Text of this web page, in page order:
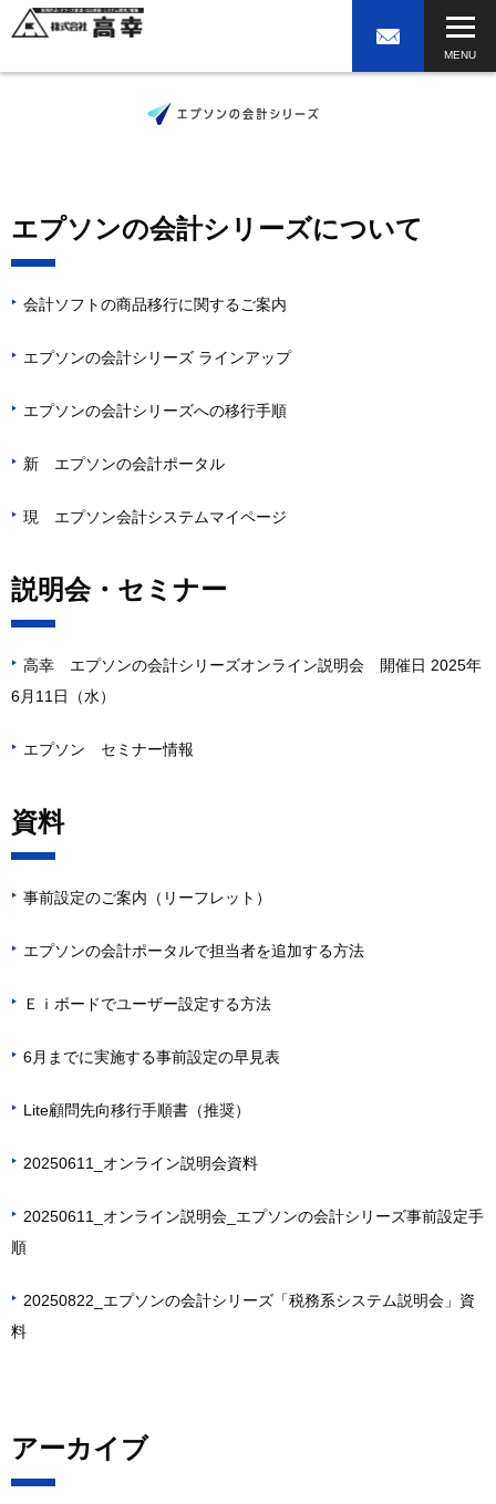
エプソンの会計シリーズについて
▶ 会計ソフトの商品移行に関するご案内
▶ エプソンの会計シリーズ ラインアップ
▶ エプソンの会計シリーズへの移行手順
▶ 新 エプソンの会計ポータル
▶ 現 エプソン会計システムマイページ
説明会・セミナー
▶
高幸 エプソンの会計シリーズオンライン説明会 開催日 2025年
6月11日（水）
▶ エプソン セミナー情報
資料
▶ 事前設定のご案内（リーフレット）
▶ エプソンの会計ポータルで担当者を追加する方法
▶ Ｅｉボードでユーザー設定する方法
▶ 6月までに実施する事前設定の早見表
▶ Lite顧問先向移行手順書（推奨）
▶ 20250611_オンライン説明会資料
▶
20250611_オンライン説明会_エプソンの会計シリーズ事前設定手
順
▶
20250822_エプソンの会計シリーズ「税務系システム説明会」資
料
アーカイブ